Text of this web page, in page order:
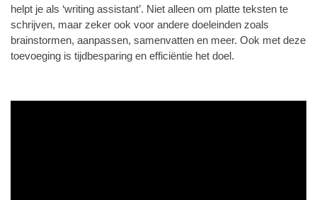
helpt je als ‘writing assistant’. Niet alleen om platte teksten te
schrijven, maar zeker ook voor andere doeleinden zoals
brainstormen, aanpassen, samenvatten en meer. Ook met deze
toevoeging is tijdbesparing en efficiëntie het doel.